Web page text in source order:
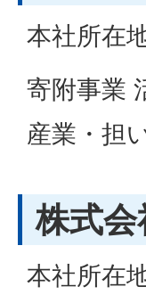
本社所在
寄附事業
産業・担
株式
本社所在